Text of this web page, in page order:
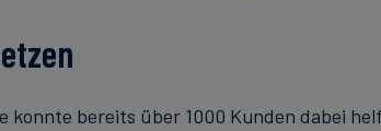
konnte bereits über 1000 Kunden dabei